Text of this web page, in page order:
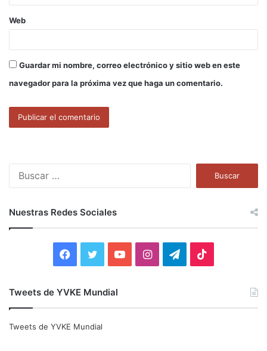
Web
Guardar mi nombre, correo electrónico y sitio web en este
navegador para la próxima vez que haga un comentario.
:
Nuestras Redes Sociales
e
t
I
Tweets de YVKE Mundial
Tweets de YVKE Mundial